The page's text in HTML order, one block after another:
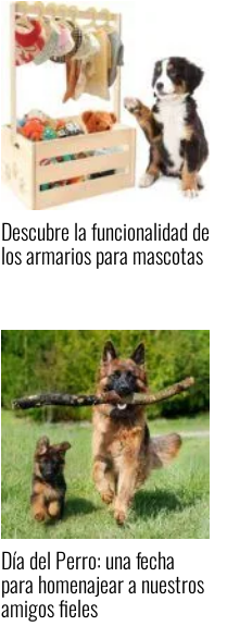
Descubre la funcionalidad de
los armarios para mascotas
Día del Perro: una fecha
para homenajear a nuestros
amigos fieles